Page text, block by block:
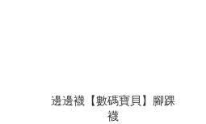
邊邊襪【數碼寶貝】腳踝
襪